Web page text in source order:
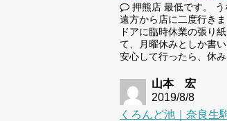
押熊店 最低です。
遠方から店に二度行き
ドアに臨時休業の張り
て、月曜休みとしか書
安心して行ったら、休み
山本 宏
2019/8/8
くろんど池｜奈良生